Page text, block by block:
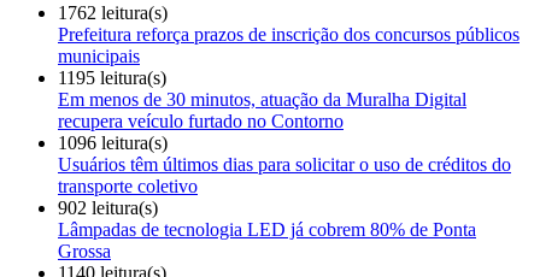
1762 leitura(s)
Prefeitura reforça prazos de inscrição dos concursos públicos
municipais
1195 leitura(s)
Em menos de 30 minutos, atuação da Muralha Digital
recupera veículo furtado no Contorno
1096 leitura(s)
Usuários têm últimos dias para solicitar o uso de créditos do
transporte coletivo
902 leitura(s)
Lâmpadas de tecnologia LED já cobrem 80% de Ponta
Grossa
1140 leitura(s)